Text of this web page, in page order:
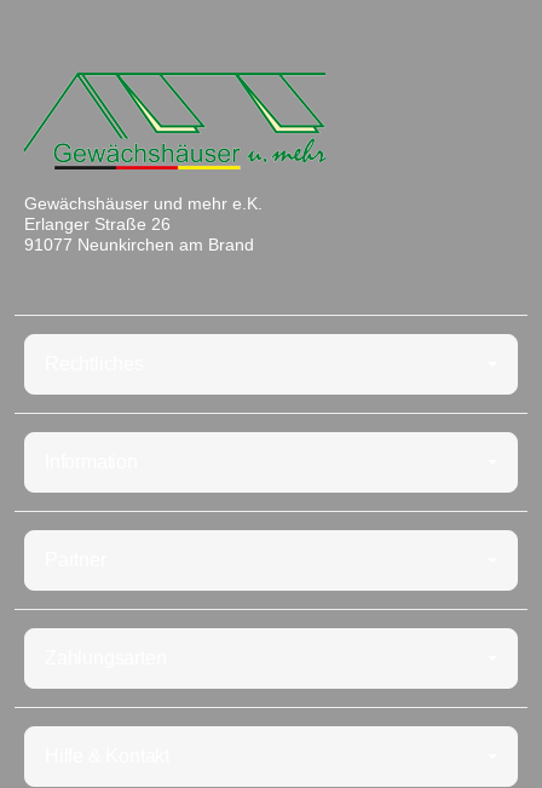
Gewächshäuser und mehr e.K.
Erlanger Straße 26
91077 Neunkirchen am Brand